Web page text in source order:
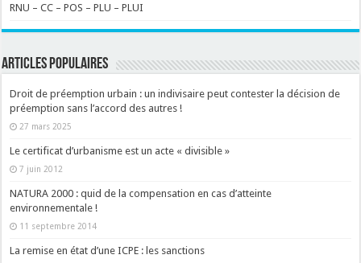
RNU – CC – POS – PLU – PLUI
ARTICLES POPULAIRES
Droit de préemption urbain : un indivisaire peut contester la décision de
préemption sans l’accord des autres !
27 mars 2025
Le certificat d’urbanisme est un acte « divisible »
7 juin 2012
NATURA 2000 : quid de la compensation en cas d’atteinte
environnementale !
11 septembre 2014
La remise en état d’une ICPE : les sanctions